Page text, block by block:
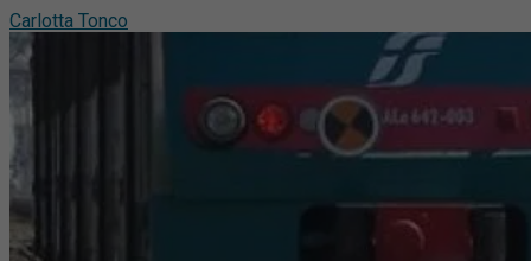
Carlotta Tonco